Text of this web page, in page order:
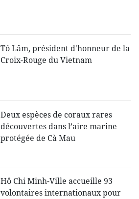
Tô Lâm, président d'honneur de la
Croix-Rouge du Vietnam
Deux espèces de coraux rares
découvertes dans l’aire marine
protégée de Cà Mau
Hô Chi Minh-Ville accueille 93
volontaires internationaux pour